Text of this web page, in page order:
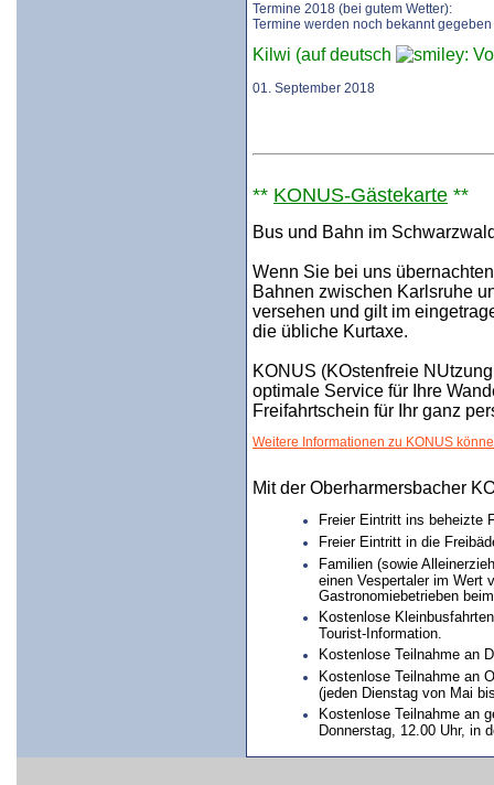
Termine 2018 (bei gutem Wetter):
Termine werden noch bekannt
Kilwi (auf deutsch :
01. September 2018
** KONUS-Gästekarte **
Bus und Bahn im
Wenn Sie bei uns
Bahnen zwischen Karlsruhe
versehen und gilt im
die übliche Kurtaxe.
KONUS (KOstenfreie
optimale Service für Ihre
Freifahrtschein für Ihr ganz
Weitere Informationen zu KONUS
Mit der Oberharmersbacher
Freier Eintritt ins beheizte
Freier Eintritt in die
Familien (sowie
einen Vespertaler im Wert
Gastronomiebetrieben
Kostenlose
Tourist-Information.
Kostenlose Teilnahme an
Kostenlose Teilnahme an
(jeden Dienstag von Mai
Kostenlose Teilnahme an
Donnerstag, 12.00 Uhr, in